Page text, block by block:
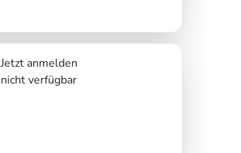
Jetzt anmelden
nicht verfügbar